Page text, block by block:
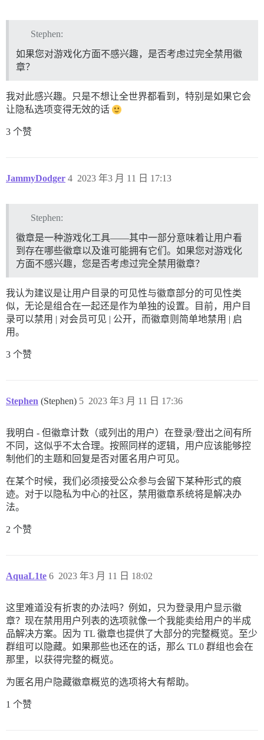
Stephen:
如果您对游戏化方面不感兴趣，是否考虑过完全禁用徽
章？
我对此感兴趣。只是不想让全世界都看到，特别是如果它会
让隐私选项变得无效的话
3 个赞
JammyDodger 2023 年3 月 11 日 17:13
4
Stephen:
徽章是一种游戏化工具——其中一部分意味着让用户看
到存在哪些徽章以及谁可能拥有它们。如果您对游戏化
方面不感兴趣，您是否考虑过完全禁用徽章？
我认为建议是让用户目录的可见性与徽章部分的可见性类
似，无论是组合在一起还是作为单独的设置。目前，用户目
录可以禁用 | 对会员可见 | 公开，而徽章则简单地禁用 | 启
用。
3 个赞
Stephen (Stephen) 2023 年3 月 11 日 17:36
5
我明白 - 但徽章计数（或列出的用户）在登录/登出之间有所
不同，这似乎不太合理。按照同样的逻辑，用户应该能够控
制他们的主题和回复是否对匿名用户可见。
在某个时候，我们必须接受公众参与会留下某种形式的痕
迹。对于以隐私为中心的社区，禁用徽章系统将是解决办
法。
2 个赞
AquaL1te 2023 年3 月 11 日 18:02
6
这里难道没有折衷的办法吗？例如，只为登录用户显示徽
章？现在禁用用户列表的选项就像一个我能卖给用户的半成
品解决方案。因为 TL 徽章也提供了大部分的完整概览。至少
群组可以隐藏。如果那些也还在的话，那么 TL0 群组也会在
那里，以获得完整的概览。
为匿名用户隐藏徽章概览的选项将大有帮助。
1 个赞